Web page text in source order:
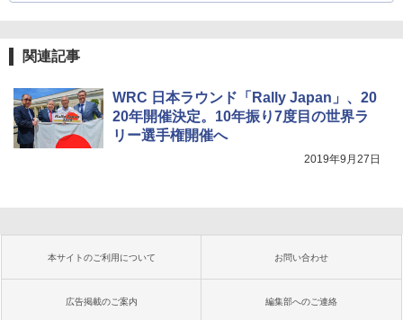
関連記事
WRC 日本ラウンド「Rally Japan」、20
20年開催決定。10年振り7度目の世界ラ
リー選手権開催へ
2019年9月27日
本サイトのご利用について お問い合わせ
広告掲載のご案内 編集部へのご連絡